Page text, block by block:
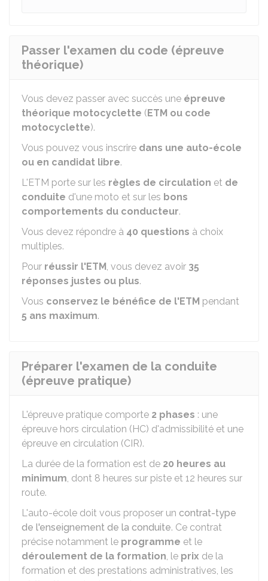
Passer l'examen du code (épreuve
théorique)
Vous devez passer avec succès une épreuve
théorique motocyclette (ETM ou code
motocyclette).
Vous pouvez vous inscrire dans une auto-école
ou en candidat libre.
L'ETM porte sur les règles de circulation et de
conduite d'une moto et sur les bons
comportements du conducteur.
Vous devez répondre à 40 questions à choix
multiples.
Pour réussir l'ETM, vous devez avoir 35
réponses justes ou plus.
Vous conservez le bénéfice de l'ETM pendant
5 ans maximum.
Préparer l'examen de la conduite
(épreuve pratique)
L'épreuve pratique comporte 2 phases : une
épreuve hors circulation (HC) d'admissibilité et une
épreuve en circulation (CIR).
La durée de la formation est de 20 heures au
minimum, dont 8 heures sur piste et 12 heures sur
route.
L'auto-école doit vous proposer un contrat-type
de l'enseignement de la conduite. Ce contrat
précise notamment le programme et le
déroulement de la formation, le prix de la
formation et des prestations administratives, les